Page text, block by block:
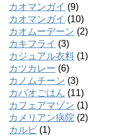
カオマンガイ (9)
カオマンガイ (10)
カオムーデーン (2)
カキフライ (3)
カジュアル衣料 (1)
カツカレー (6)
カノムチーン (3)
カパオごはん (11)
カフェアマゾン (1)
カメリアン病院 (2)
カルビ (1)